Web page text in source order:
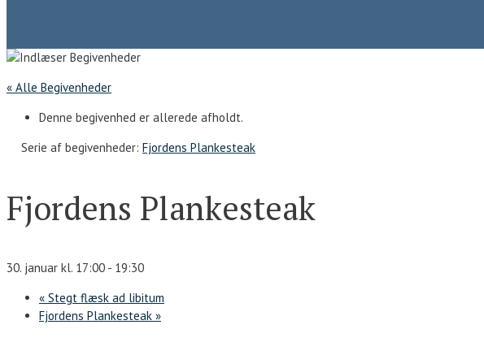
« Alle Begivenheder
Denne begivenhed er allerede afholdt.
Serie af begivenheder: Fjordens Plankesteak
Fjordens Plankesteak
30. januar kl. 17:00 - 19:30
« Stegt flæsk ad libitum
Fjordens Plankesteak »